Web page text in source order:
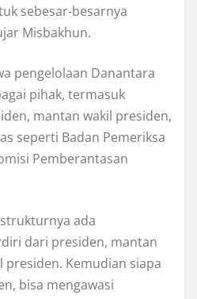
sebesar-besarnya
Misbakhun.
pengelolaan Danantara
pihak, termasuk
mantan wakil presiden,
seperti Badan Pemeriksa
Pemberantasan
ada
dari presiden, mantan
Kemudian siapa
bisa mengawasi